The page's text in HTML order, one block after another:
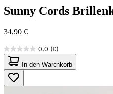
Sunny Cords
34,90 €
0.0 (0)
0.0
von
5
Sternen.
In den Warenkorb